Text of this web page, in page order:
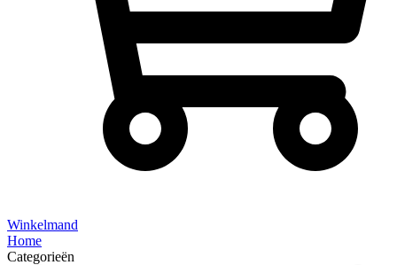
Winkelmand
Home
Categorieën